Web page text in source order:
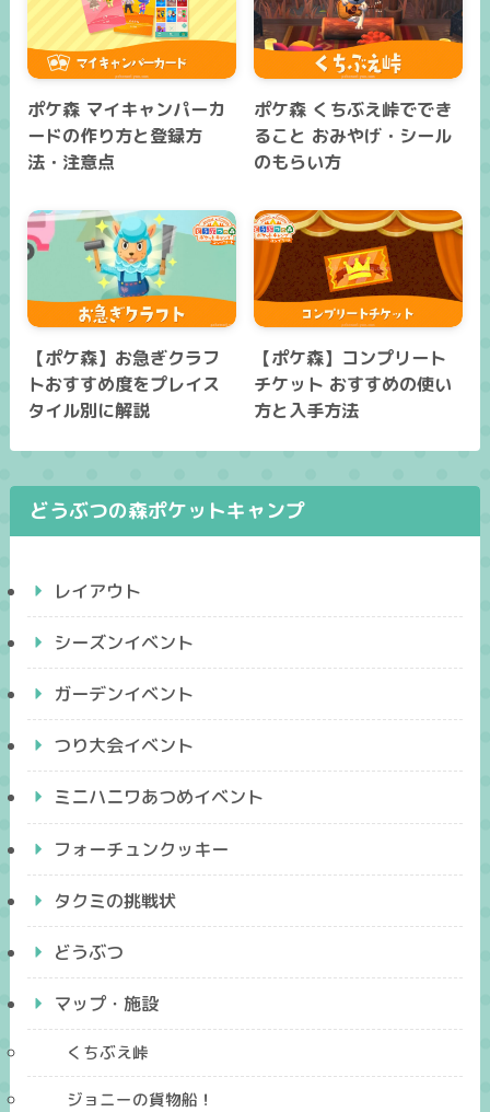
ポケ森 マイキャンパーカ
ードの作り方と登録方
法・注意点
ポケ森 くちぶえ峠ででき
ること おみやげ・シール
のもらい方
【ポケ森】お急ぎクラフ
トおすすめ度をプレイス
タイル別に解説
【ポケ森】コンプリート
チケット おすすめの使い
方と入手方法
どうぶつの森ポケットキャンプ
レイアウト
シーズンイベント
ガーデンイベント
つり大会イベント
ミニハニワあつめイベント
フォーチュンクッキー
タクミの挑戦状
どうぶつ
マップ・施設
くちぶえ峠
ジョニーの貨物船！